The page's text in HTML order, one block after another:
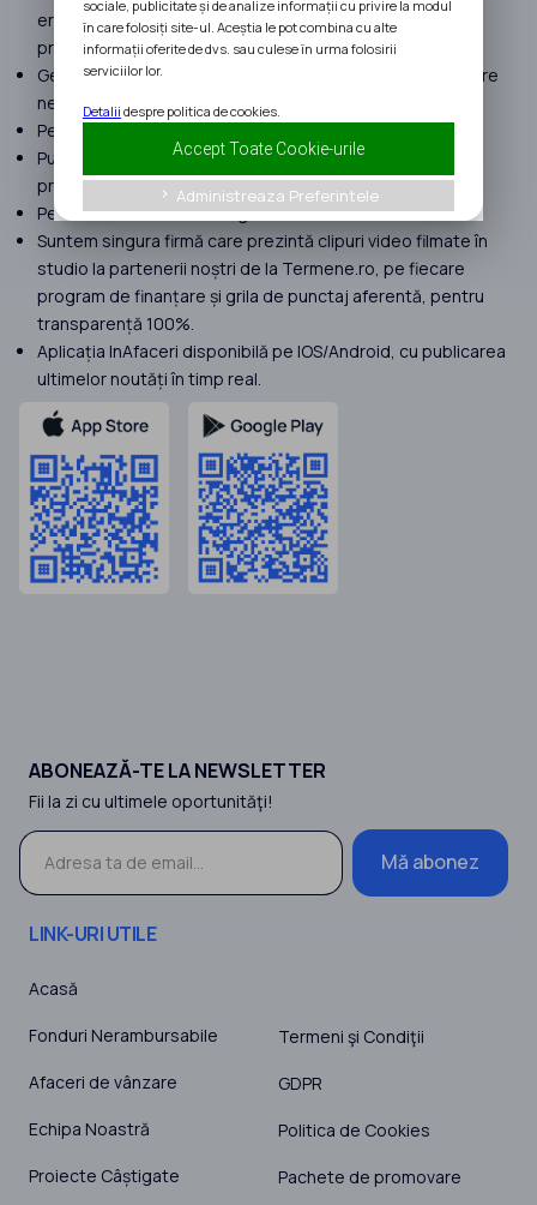
erorilor umane suferite în procesul de implementare a
proiectelor.
Gestionăm proiecte cu peste 120 milioane EURO finanțare
nerambursabilă atrasă în 2025.
Peste 400 de clienți în anul 2025.
Punem focus doar pe proiecte complexe. Nu preluăm
proiecte Start Up Nation.
Peste 190 review-uri Google doar cu 5★.
Suntem singura firmă care prezintă clipuri video filmate în
studio la partenerii noștri de la Termene.ro, pe fiecare
program de finanțare și grila de punctaj aferentă, pentru
transparență 100%.
Aplicația InAfaceri disponibilă pe IOS/Android, cu publicarea
ultimelor noutăți în timp real.
ABONEAZĂ-TE LA NEWSLETTER
Fii la zi cu ultimele oportunităţi!
Mă abonez
LINK-URI UTILE
Acasă
Fonduri Nerambursabile
Afaceri de vânzare
Echipa Noastră
Proiecte Câștigate
Termeni şi Condiţii
GDPR
Politica de Cookies
Pachete de promovare
sociale, publicitate și de analize informații cu privire la modul
în care folosiți site-ul. Aceștia le pot combina cu alte
informații oferite de dvs. sau culese în urma folosirii
serviciilor lor.
Detalii despre politica de cookies.
Accept Toate Cookie-urile
keyboard_arrow_right Administreaza Preferintele